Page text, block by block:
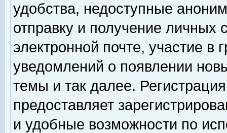
удобства, недоступные
отправку и получение личных
электронной почте, участие в
уведомлений о появлении
темы и так далее.
предоставляет
и удобные возможности по